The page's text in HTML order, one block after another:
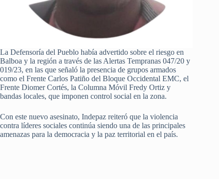
La Defensoría del Pueblo había advertido sobre el riesgo en
Balboa y la región a través de las Alertas Tempranas 047/20 y
019/23, en las que señaló la presencia de grupos armados
como el Frente Carlos Patiño del Bloque Occidental EMC, el
Frente Diomer Cortés, la Columna Móvil Fredy Ortiz y
bandas locales, que imponen control social en la zona.
Con este nuevo asesinato, Indepaz reiteró que la violencia
contra líderes sociales continúa siendo una de las principales
amenazas para la democracia y la paz territorial en el país.